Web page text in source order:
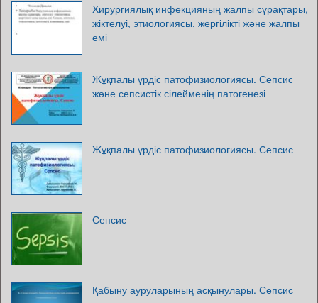
Хирургиялық инфекцияның жалпы сұрақтары,
жіктелуі, этиологиясы, жергілікті және жалпы
емі
Жұқпалы үрдіс патофизиологиясы. Сепсис
және сепсистік сілейменің патогенезі
Жұқпалы үрдіс патофизиологиясы. Сепсис
Сепсис
Қабыну ауруларының асқынулары. Сепсис